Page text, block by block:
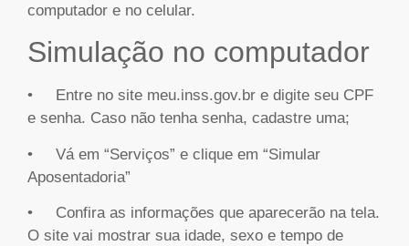
computador e no celular.
Simulação no computador
• Entre no site meu.inss.gov.br e digite seu CPF
e senha. Caso não tenha senha, cadastre uma;
• Vá em “Serviços” e clique em “Simular
Aposentadoria”
• Confira as informações que aparecerão na tela.
O site vai mostrar sua idade, sexo e tempo de